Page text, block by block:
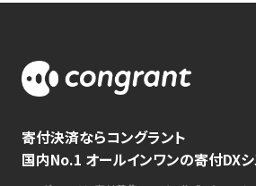
寄付決済ならコングラント
国内No.1 オールインワンの寄付DX